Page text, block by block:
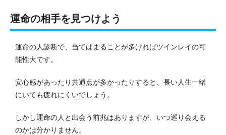
運命の相手を見つけよう
運命の人診断で、当てはまることが多ければツインレイの可
能性大です。
安心感があったり共通点が多かったりすると、長い人生一緒
にいても疲れにくいでしょう。
しかし運命の人と出会う前兆はありますが、いつ巡り会える
のかは分かりません。